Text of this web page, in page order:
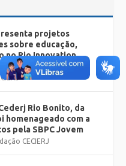
projetos
sobre educação,
no Rio Innovation
Rio Bonito, da
homenageado com a
pela SBPC Jovem
CECIERJ